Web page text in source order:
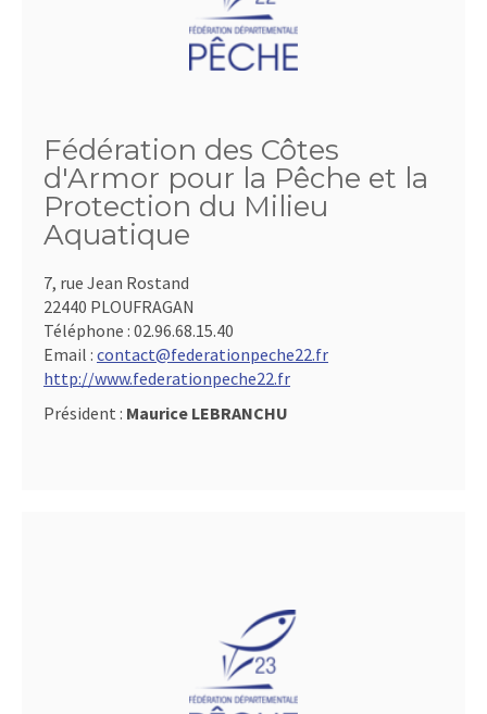
Fédération des Côtes
d'Armor pour la Pêche et la
Protection du Milieu
Aquatique
7, rue Jean Rostand
22440 PLOUFRAGAN
Téléphone : 02.96.68.15.40
Email : contact@federationpeche22.fr
http://www.federationpeche22.fr
Président : Maurice LEBRANCHU